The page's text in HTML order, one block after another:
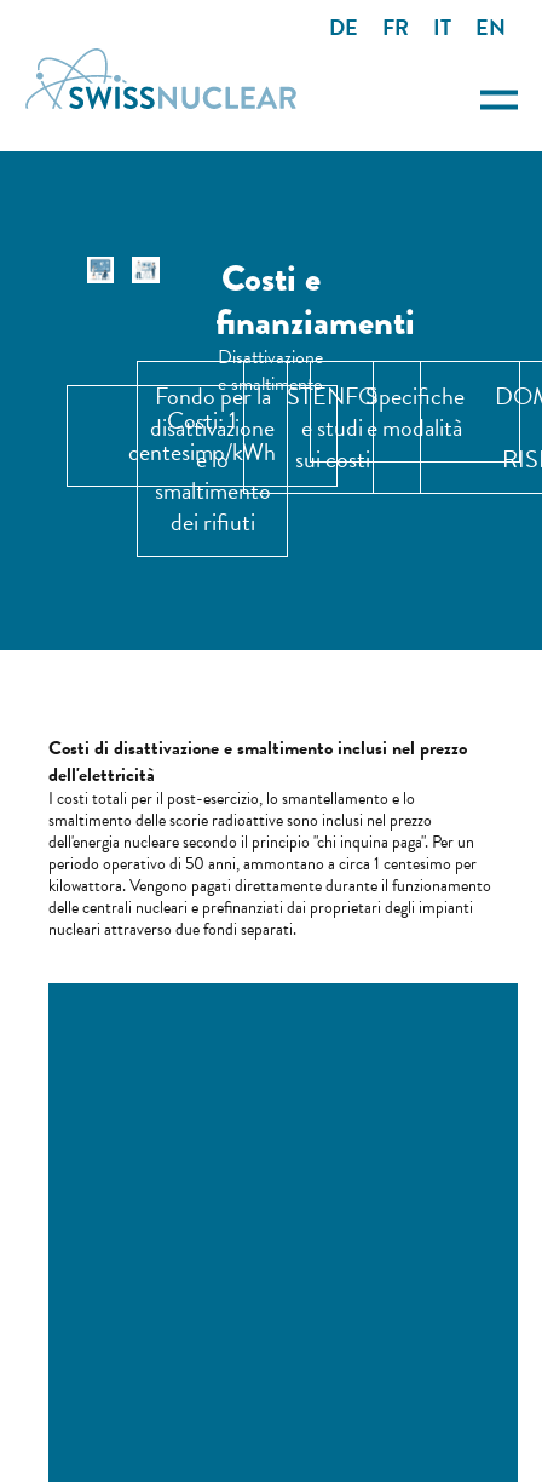
DE FR IT EN
Costi e
finanziamenti
Disattivazione
e smaltimento
Costi: 1
centesimo/kWh
Fondo per la
disattivazione
e lo
smaltimento
dei rifiuti
STENFO
e studi
sui costi
Specifiche
e modalità
Costi di disattivazione e smaltimento inclusi nel prezzo
dell'elettricità
I costi totali per il post-esercizio, lo smantellamento e lo
smaltimento delle scorie radioattive sono inclusi nel prezzo
dell'energia nucleare secondo il principio "chi inquina paga". Per un
periodo operativo di 50 anni, ammontano a circa 1 centesimo per
kilowattora. Vengono pagati direttamente durante il funzionamento
delle centrali nucleari e prefinanziati dai proprietari degli impianti
nucleari attraverso due fondi separati.